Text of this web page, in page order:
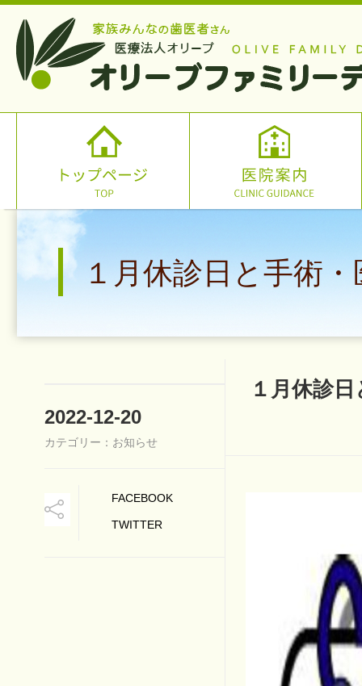
１月休診日と手術
2022-12-20
カテゴリー：お知らせ
FACEBOOK
TWITTER
１月休診